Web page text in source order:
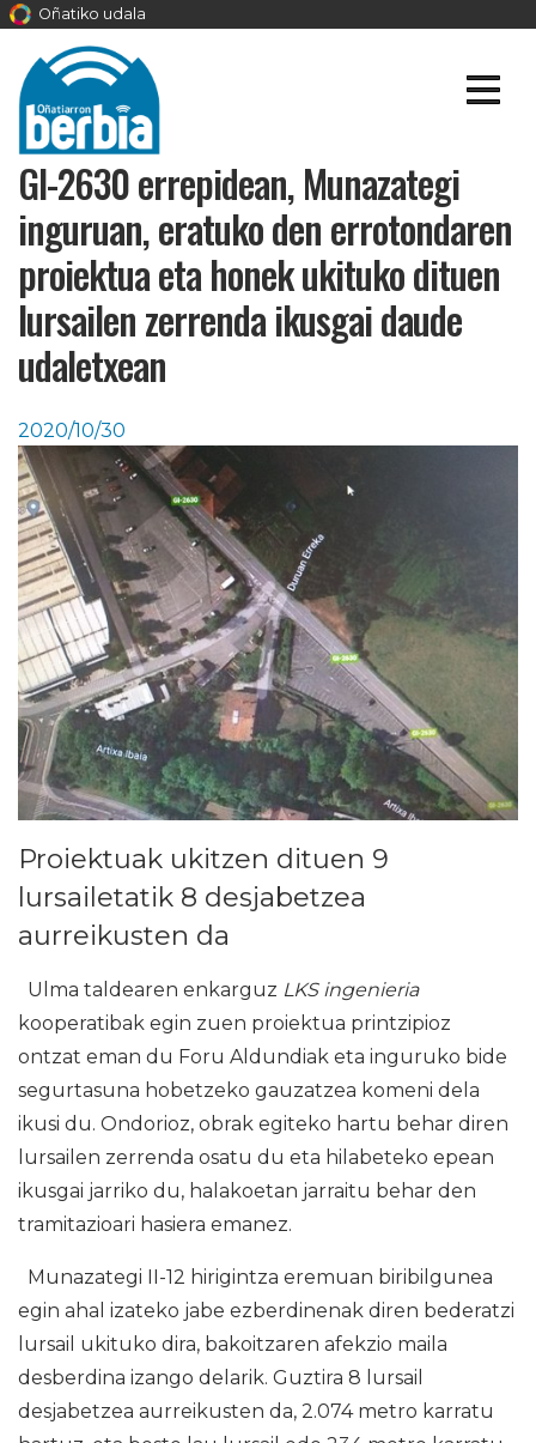
Oñatiko udala
GI-2630 errepidean, Munazategi
inguruan, eratuko den errotondaren
proiektua eta honek ukituko dituen
lursailen zerrenda ikusgai daude
udaletxean
2020/10/30
Proiektuak ukitzen dituen 9
lursailetatik 8 desjabetzea
aurreikusten da
Ulma taldearen enkarguz LKS ingenieria
kooperatibak egin zuen proiektua printzipioz
ontzat eman du Foru Aldundiak eta inguruko bide
segurtasuna hobetzeko gauzatzea komeni dela
ikusi du. Ondorioz, obrak egiteko hartu behar diren
lursailen zerrenda osatu du eta hilabeteko epean
ikusgai jarriko du, halakoetan jarraitu behar den
tramitazioari hasiera emanez.
Munazategi II-12 hirigintza eremuan biribilgunea
egin ahal izateko jabe ezberdinenak diren bederatzi
lursail ukituko dira, bakoitzaren afekzio maila
desberdina izango delarik. Guztira 8 lursail
desjabetzea aurreikusten da, 2.074 metro karratu